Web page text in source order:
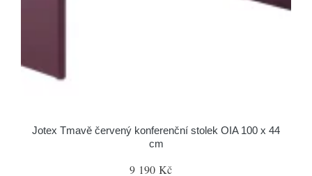
Jotex Tmavě červený konferenční stolek OIA 100 x 44
cm
9 190 Kč